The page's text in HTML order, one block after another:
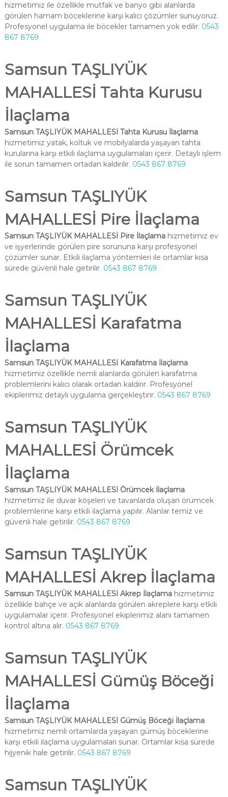
hizmetimiz ile özellikle mutfak ve banyo gibi alanlarda
görülen hamam böceklerine karşı kalıcı çözümler sunuyoruz.
Profesyonel uygulama ile böcekler tamamen yok edilir. 0543
867 8769
Samsun TAŞLIYÜK
MAHALLESİ Tahta Kurusu
İlaçlama
Samsun TAŞLIYÜK MAHALLESİ Tahta Kurusu İlaçlama
hizmetimiz yatak, koltuk ve mobilyalarda yaşayan tahta
kurularına karşı etkili ilaçlama uygulamaları içerir. Detaylı işlem
ile sorun tamamen ortadan kaldırılır. 0543 867 8769
Samsun TAŞLIYÜK
MAHALLESİ Pire İlaçlama
Samsun TAŞLIYÜK MAHALLESİ Pire İlaçlamahizmetimiz ev
ve işyerlerinde görülen pire sorununa karşı profesyonel
çözümler sunar. Etkili ilaçlama yöntemleri ile ortamlar kısa
sürede güvenli hale getirilir. 0543 867 8769
Samsun TAŞLIYÜK
MAHALLESİ Karafatma
İlaçlama
Samsun TAŞLIYÜK MAHALLESİ Karafatma İlaçlama
hizmetimiz özellikle nemli alanlarda görülen karafatma
problemlerini kalıcı olarak ortadan kaldırır. Profesyonel
ekiplerimiz detaylı uygulama gerçekleştirir. 0543 867 8769
Samsun TAŞLIYÜK
MAHALLESİ Örümcek
İlaçlama
Samsun TAŞLIYÜK MAHALLESİ Örümcek İlaçlama
hizmetimiz ile duvar köşeleri ve tavanlarda oluşan örümcek
problemlerine karşı etkili ilaçlama yapılır. Alanlar temiz ve
güvenli hale getirilir. 0543 867 8769
Samsun TAŞLIYÜK
MAHALLESİ Akrep İlaçlama
Samsun TAŞLIYÜK MAHALLESİ Akrep İlaçlamahizmetimiz
özellikle bahçe ve açık alanlarda görülen akreplere karşı etkili
uygulamalar içerir. Profesyonel ekiplerimiz alanı tamamen
kontrol altına alır. 0543 867 8769
Samsun TAŞLIYÜK
MAHALLESİ Gümüş Böceği
İlaçlama
Samsun TAŞLIYÜK MAHALLESİ Gümüş Böceği İlaçlama
hizmetimiz nemli ortamlarda yaşayan gümüş böceklerine
karşı etkili ilaçlama uygulamaları sunar. Ortamlar kısa sürede
hijyenik hale getirilir. 0543 867 8769
Samsun TAŞLIYÜK